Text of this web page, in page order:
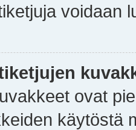
voidaan
ovat
käytöstä